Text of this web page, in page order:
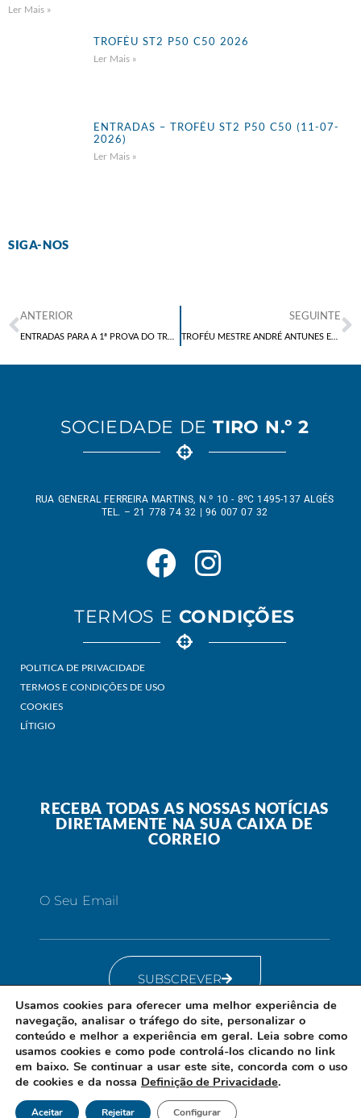
Ler Mais »
TROFÉU ST2 P50 C50 2026
Ler Mais »
ENTRADAS – TROFÉU ST2 P50 C50 (11-07-
2026)
Ler Mais »
SIGA-NOS
ANTERIOR SEGUINTE
SOCIEDADE DE TIRO N.º 2
RUA GENERAL FERREIRA MARTINS, N.º 10 - 8ºC 1495-137 ALGÉS
TEL. – 21 778 74 32 | 96 007 07 32
TERMOS E CONDIÇÕES
POLITICA DE PRIVACIDADE
TERMOS E CONDIÇÕES DE USO
COOKIES
LÍTIGIO
RECEBA TODAS AS NOSSAS NOTÍCIAS
DIRETAMENTE NA SUA CAIXA DE
CORREIO
O Seu Email
SUBSCREVER
Usamos cookies para oferecer uma melhor experiência de
navegação, analisar o tráfego do site, personalizar o
conteúdo e melhor a experiência em geral. Leia sobre como
usamos cookies e como pode controlá-los clicando no link
em baixo. Se continuar a usar este site, concorda com o uso
de cookies e da nossa Definição de Privacidade.
Aceitar Rejeitar Configurar